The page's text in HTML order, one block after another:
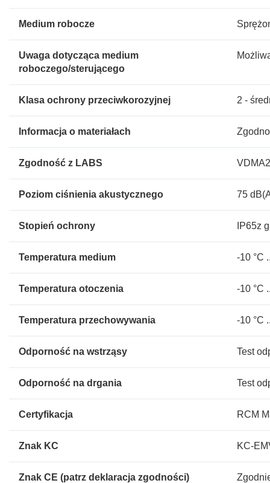
Medium robocze
Uwaga dotycząca medium
roboczego/sterującego
Klasa ochrony przeciwkorozyjnej 2 -
Informacja o materiałach
Zgodność z LABS
Poziom ciśnienia akustycznego 75
Stopień ochrony IP65z
Temperatura medium -10 °C
Temperatura otoczenia -10 °C
Temperatura przechowywania -10 °C
Odporność na wstrząsy Test
Odporność na drgania Test
Certyfikacja RCM
Znak KC KC-
Znak CE (patrz deklaracja zgodności)